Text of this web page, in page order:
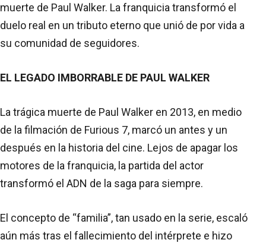
muerte de Paul Walker. La franquicia transformó el
duelo real en un tributo eterno que unió de por vida a
su comunidad de seguidores.
EL LEGADO IMBORRABLE DE PAUL WALKER
La trágica muerte de Paul Walker en 2013, en medio
de la filmación de Furious 7, marcó un antes y un
después en la historia del cine. Lejos de apagar los
motores de la franquicia, la partida del actor
transformó el ADN de la saga para siempre.
El concepto de “familia”, tan usado en la serie, escaló
aún más tras el fallecimiento del intérprete e hizo